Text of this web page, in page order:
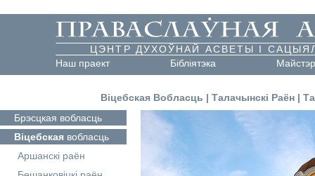
ЦЭНТР ДУХОЎНАЙ АСВЕТЫ І
Наш праект
Бібліятэка
Віцебская Вобласць | Талачынскі Раён |
Брэсцкая вобласць
Віцебская вобласць
Аршанскі раён